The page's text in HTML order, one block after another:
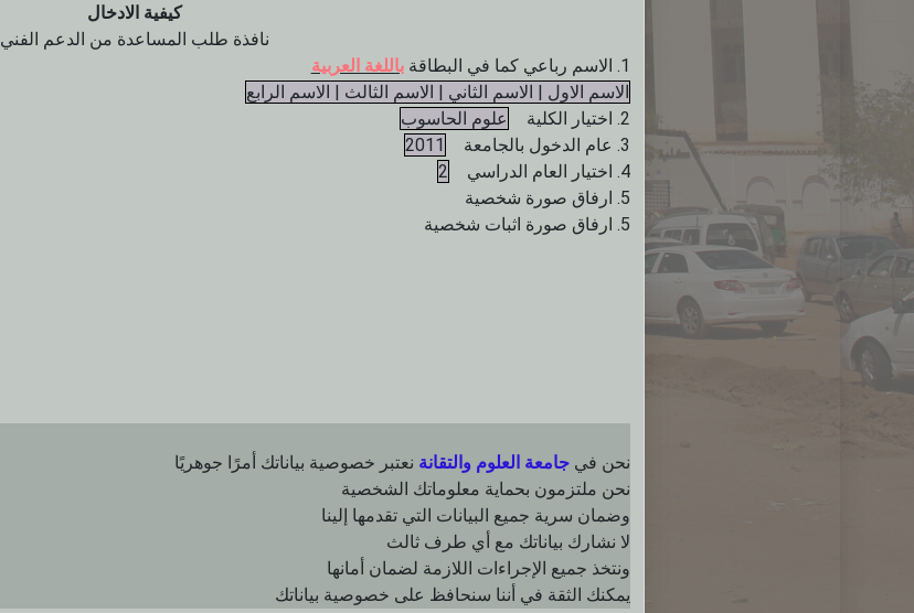
كيفية الادخال
نافذة طلب المساعدة من الدعم الفني
1. الاسم رباعي كما في البطاقة
باللغة العربية
الاسم الاول | الاسم الثاني | الاسم الثالث | الاسم الرابع
2. اختيار الكلية
علوم الحاسوب
3. عام الدخول بالجامعة
2011
4. اختيار العام الدراسي
2
5. ارفاق صورة شخصية
5. ارفاق صورة اثبات شخصية
نحن فيجامعة العلوم والتقانة نعتبر خصوصية بياناتك أمرًا جوهريًا
نحن ملتزمون بحماية معلوماتك الشخصية
وضمان سرية جميع البيانات التي تقدمها إلينا
لا نشارك بياناتك مع أي طرف ثالث
ونتخذ جميع الإجراءات اللازمة لضمان أمانها
يمكنك الثقة في أننا سنحافظ على خصوصية بياناتك